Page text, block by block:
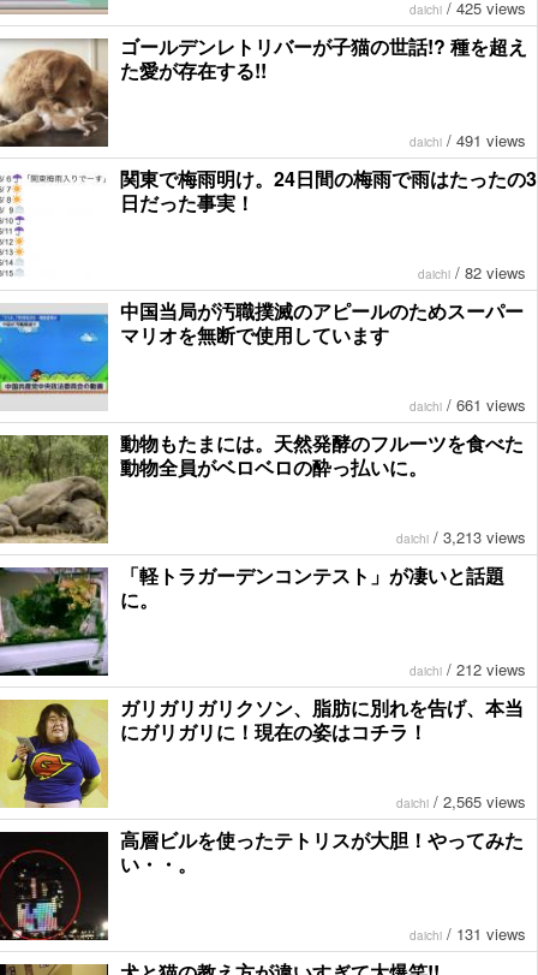
daichi / 425 views
ゴールデンレトリバーが子猫の世話!? 種を超え
た愛が存在する!!
daichi / 491 views
関東で梅雨明け。24日間の梅雨で雨はたったの3
日だった事実！
daichi / 82 views
中国当局が汚職撲滅のアピールのためスーパー
マリオを無断で使用しています
daichi / 661 views
動物もたまには。天然発酵のフルーツを食べた
動物全員がベロベロの酔っ払いに。
daichi / 3,213 views
「軽トラガーデンコンテスト」が凄いと話題
に。
daichi / 212 views
ガリガリガリクソン、脂肪に別れを告げ、本当
にガリガリに！現在の姿はコチラ！
daichi / 2,565 views
高層ビルを使ったテトリスが大胆！やってみた
い・・。
daichi / 131 views